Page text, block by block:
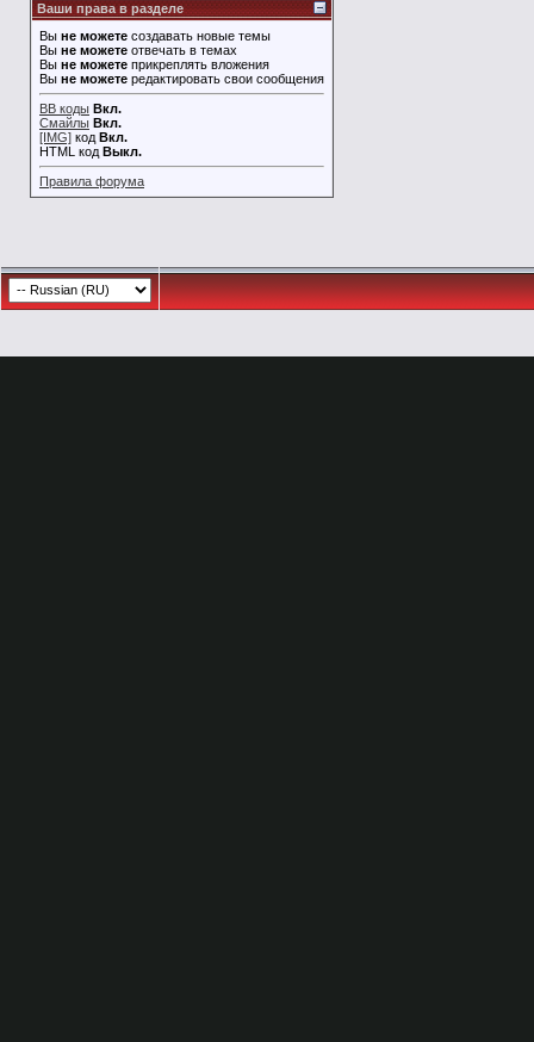
Ваши права в разделе
Вы не можете создавать новые темы
Вы не можете отвечать в темах
Вы не можете прикреплять вложения
Вы не можете редактировать свои сообщения
BB коды Вкл.
Смайлы Вкл.
[IMG] код Вкл.
HTML код Выкл.
Правила форума